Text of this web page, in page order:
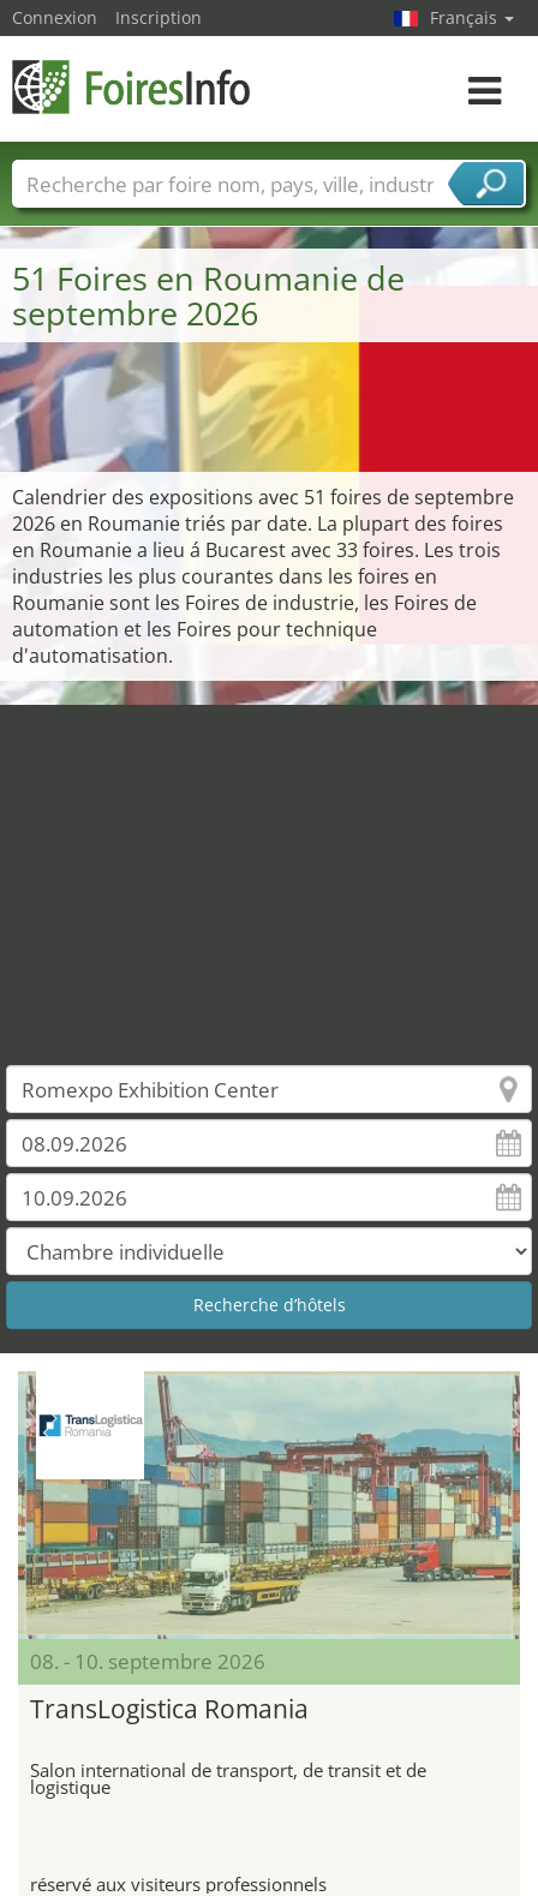
51 Foires en Roumanie de
septembre 2026
Calendrier des expositions avec 51 foires de septembre
2026 en Roumanie triés par date. La plupart des foires
en Roumanie a lieu á Bucarest avec 33 foires. Les trois
industries les plus courantes dans les foires en
Roumanie sont les Foires de industrie, les Foires de
automation et les Foires pour technique
d'automatisation.
08. - 10. septembre 2026
TransLogistica Romania
Salon international de transport, de transit et de
logistique
réservé aux visiteurs professionnels
Connexion Inscription Français
Toggle
Foire noms Pays Villes
Secteurs de foire
Secteurs du fournisseur de services